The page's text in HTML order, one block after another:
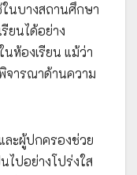
ในบางสถานศึกษา
ยนได้อย่าง
นห้องเรียน แม้ว่า
จารณาด้านความ
ะผู้ปกครองช่วย
ไปอย่างโปร่งใส